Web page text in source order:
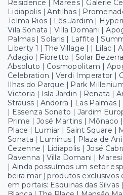
Residence | Marees | Galerie
Lidiapolis | Antilhas |
Telma Rios | Lês Jardim |
Vila Sonata | Villa Domani |
Palmas | Solaris | Laffite |
Liberty 1 | The Village | | Lilac |
Adagio | Fioretto | Solar
Absoluto | Cosmopolitam |
Celebration | Verdi Imperator |
Ilhas do Parque | Park
Victoria | Isla Jardin | Renata |
Strauss | Andorra | Las Palmas
| Essenza Soneto | Jardim
Prime | José Martins | Mônaco
Place | Lumiar | Saint Square |
Sonata | Luminus | Plaza de
Cezenne | Lidiapolis | José
Ravenna | Villa Domani |
| Ainda possuímos um setor
beira mar ) produtos exclusivos
em portais: Esquinas das Silvas